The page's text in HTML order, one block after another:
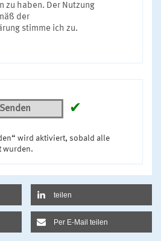
zu haben. Der Nutzung
der
stimme ich zu.
Senden ✔
wird aktiviert, sobald alle
wurden.
teilen
Per E-Mail teilen